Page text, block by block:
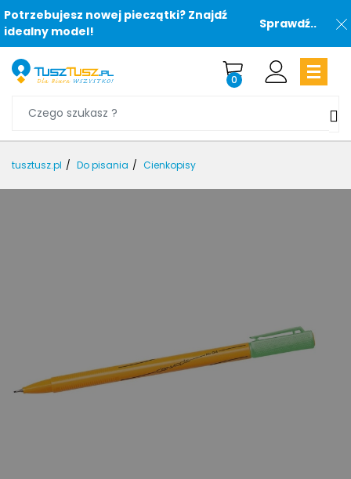
Potrzebujesz nowej pieczątki? Znajdź
idealny model!
Sprawdź..
0
tusztusz.pl Do pisania Cienkopisy